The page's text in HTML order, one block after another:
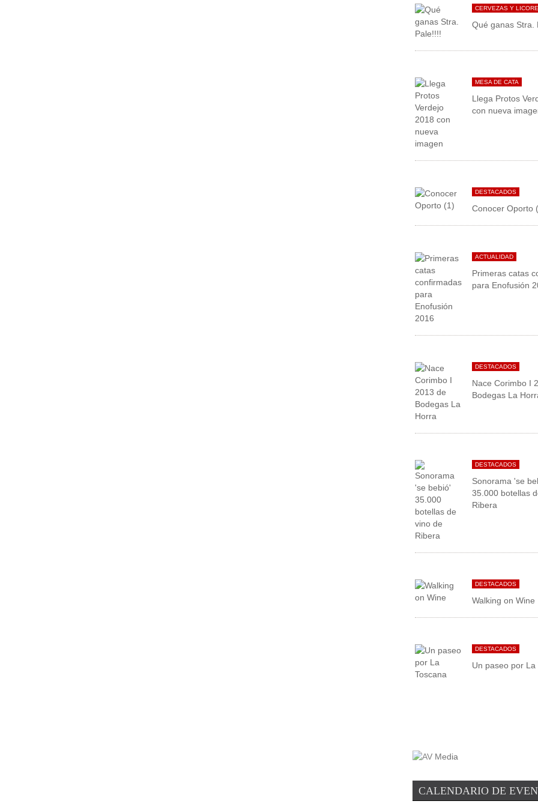
CERVEZAS Y
Qué ganas Stra.
MESA DE CATA
Llega Protos
con nueva
DESTACADOS
Conocer Oporto
ACTUALIDAD
Primeras catas
para Enofusión
DESTACADOS
Nace Corimbo I
Bodegas La
DESTACADOS
Sonorama 'se
35.000 botellas
Ribera
DESTACADOS
Walking on Wine
DESTACADOS
Un paseo por La
CALENDARIO DE